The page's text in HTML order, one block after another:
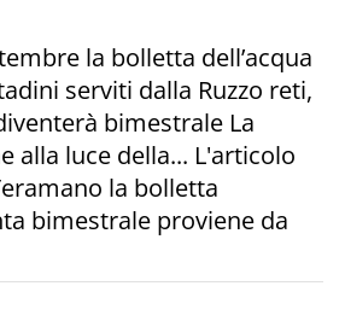
la bolletta dell’acqua
serviti dalla Ruzzo reti,
bimestrale La
alla luce della... L'articolo
la bolletta
bimestrale proviene da